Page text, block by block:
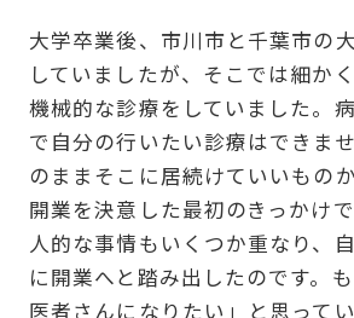
大学卒業後、市川市と千葉市の
していましたが、そこでは細か
機械的な診療をしていました。
で自分の行いたい診療はできま
のままそこに居続けていいもの
開業を決意した最初のきっかけ
人的な事情もいくつか重なり、
に開業へと踏み出したのです。
医者さんになりたい」と思って